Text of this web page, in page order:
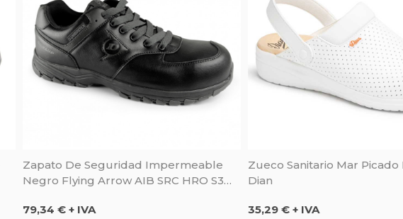
Zapato De Seguridad Impermeable
Negro Flying Arrow AIB SRC HRO S3
Precio
79,34 € + IVA
Zueco Sanitario Mar Picado
Dian
Precio
35,29 € + IVA